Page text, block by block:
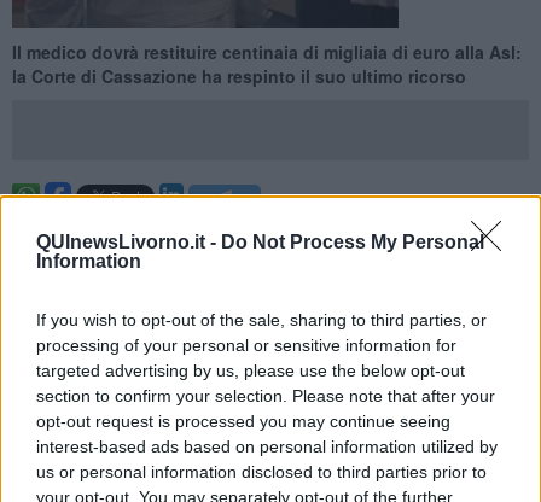
QUInewsLivorno.it - Do Not Process My Personal
Information
If you wish to opt-out of the sale, sharing to third parties, or
processing of your personal or sensitive information for
targeted advertising by us, please use the below opt-out
section to confirm your selection. Please note that after your
opt-out request is processed you may continue seeing
interest-based ads based on personal information utilized by
us or personal information disclosed to third parties prior to
your opt-out. You may separately opt-out of the further
Il medico dovrà restituire centinaia di migliaia di euro alla Asl:
la Corte di Cassazione ha respinto il suo ultimo ricorso
LIVORNO — "Dopo oltre 21
anni si è conclusa la lunghissima
battaglia legale scoppiata tra un ex primario di radiologia presso
"La Corte di Cassazione - davanti alla quale l’Azienda è stata difesa
dagli avvocatiRiccardo Del Punta Ilaria Pagni
dell’Università di
Firenze e da
Vito Vannucci
del Foro di Livorno, ha infatti
definitivamente respinto anche l’ultimo ricorso intentato dal medico
contro il proprio licenziamento, intimato nel lontano1999- spiega la
Asl in una nota - La vicenda trae origine dal recesso deciso
dall’Azienda per la infondata giustificazione data alla mancata